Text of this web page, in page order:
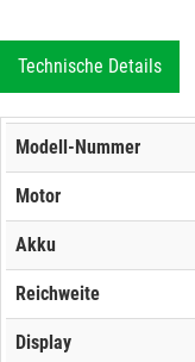
Technische Details
Modell-Nummer
Motor
Akku
Reichweite
Display